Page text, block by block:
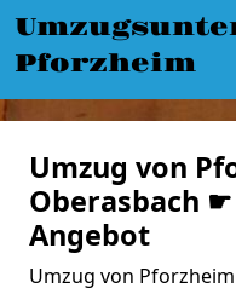
Pforzheim
Umzug von
Oberasbach ☛
Angebot
Umzug von